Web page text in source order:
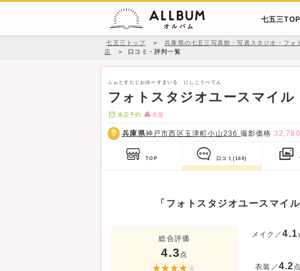
七五三TOP
七五三トップ ＞ 兵庫県の七五三写真館・写真スタジオ・フォ
店
＞ 口コミ・評判一覧
ふぉとすたじおゆーすまいる にしこうべてん
フォトスタジオユースマイ
来店予約 衣装
兵庫県神戸市西区玉津町小山236 撮影価格 32,780
TOP 口コミ (160)
「フォトスタジオユースマイ
総合評価
4.3点
メイク／4.1
衣装／ 4.2点